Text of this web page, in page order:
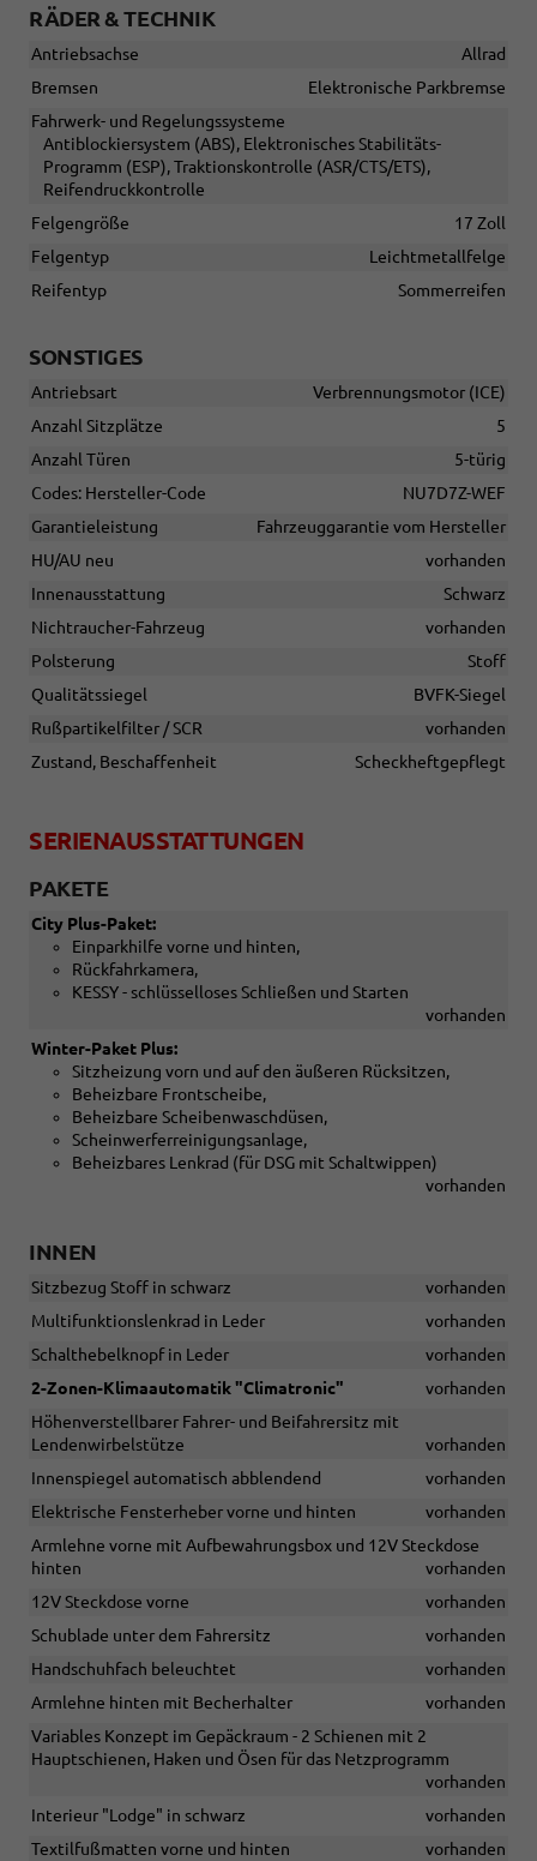
RÄDER & TECHNIK
Antriebsachse
Allrad
Bremsen
Elektronische Parkbremse
Fahrwerk- und Regelungssysteme
Antiblockiersystem (ABS), Elektronisches Stabilitäts-
Programm (ESP), Traktionskontrolle (ASR/CTS/ETS),
Reifendruckkontrolle
Felgengröße
17 Zoll
Felgentyp
Leichtmetallfelge
Reifentyp
Sommerreifen
SONSTIGES
Antriebsart
Verbrennungsmotor (ICE)
Anzahl Sitzplätze
5
Anzahl Türen
5-türig
Codes: Hersteller-Code
NU7D7Z-WEF
Garantieleistung
Fahrzeuggarantie vom Hersteller
HU/AU neu
vorhanden
Innenausstattung
Schwarz
Nichtraucher-Fahrzeug
vorhanden
Polsterung
Stoff
Qualitätssiegel
BVFK-Siegel
Rußpartikelfilter / SCR
vorhanden
Zustand, Beschaffenheit
Scheckheftgepflegt
SERIENAUSSTATTUNGEN
PAKETE
City Plus-Paket:
Einparkhilfe vorne und hinten,
Rückfahrkamera,
KESSY - schlüsselloses Schließen und Starten
vorhanden
Winter-Paket Plus:
Sitzheizung vorn und auf den äußeren Rücksitzen,
Beheizbare Frontscheibe,
Beheizbare Scheibenwaschdüsen,
Scheinwerferreinigungsanlage,
Beheizbares Lenkrad (für DSG mit Schaltwippen)
vorhanden
INNEN
Sitzbezug Stoff in schwarz
vorhanden
Multifunktionslenkrad in Leder
vorhanden
Schalthebelknopf in Leder
vorhanden
2-Zonen-Klimaautomatik "Climatronic"
vorhanden
Höhenverstellbarer Fahrer- und Beifahrersitz mit
Lendenwirbelstütze
vorhanden
Innenspiegel automatisch abblendend
vorhanden
Elektrische Fensterheber vorne und hinten
vorhanden
Armlehne vorne mit Aufbewahrungsbox und 12V Steckdose
hinten
vorhanden
12V Steckdose vorne
vorhanden
Schublade unter dem Fahrersitz
vorhanden
Handschuhfach beleuchtet
vorhanden
Armlehne hinten mit Becherhalter
vorhanden
Variables Konzept im Gepäckraum - 2 Schienen mit 2
Hauptschienen, Haken und Ösen für das Netzprogramm
vorhanden
Interieur "Lodge" in schwarz
vorhanden
Textilfußmatten vorne und hinten
vorhanden